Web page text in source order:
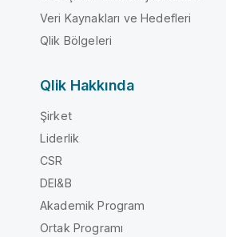
Veri Kaynakları ve Hedefleri
Qlik Bölgeleri
Qlik Hakkında
Şirket
Liderlik
CSR
DEI&B
Akademik Program
Ortak Programı